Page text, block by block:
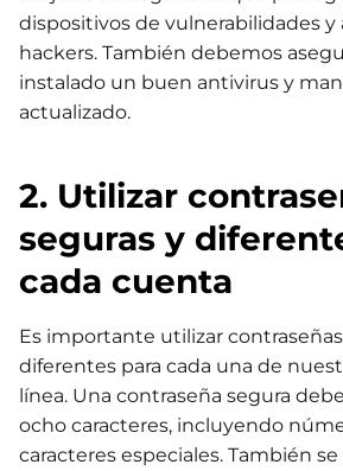
dispositivos de vulnerabilidades y
hackers. También debemos
instalado un buen antivirus y
actualizado.
2. Utilizar
seguras y
cada cuenta
Es importante utilizar
diferentes para cada una de
línea. Una contraseña segura
ocho caracteres, incluyendo
caracteres especiales. También